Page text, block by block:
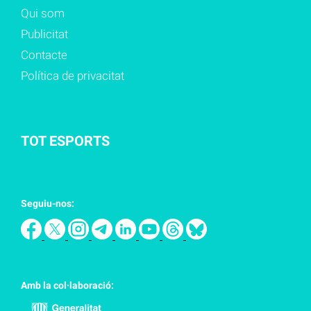
Qui som
Publicitat
Contacte
Política de privacitat
TOT ESPORTS
Seguiu-nos:
Amb la col·laboració: